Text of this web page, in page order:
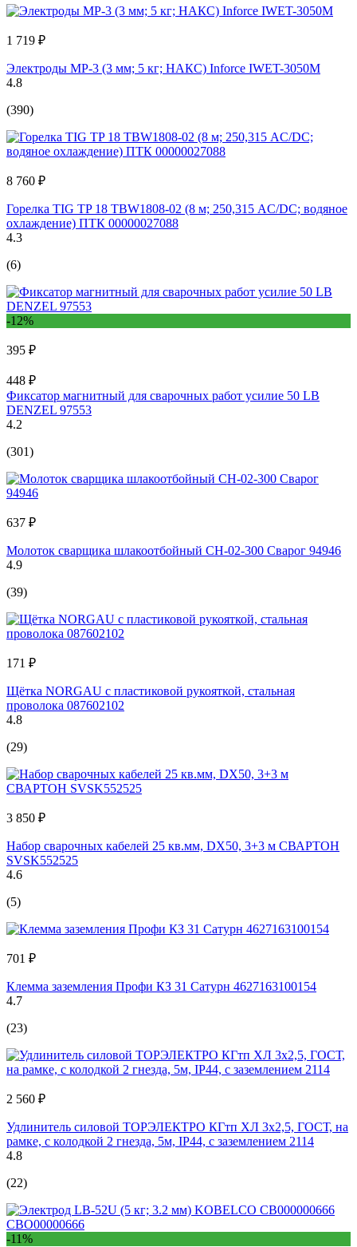
1 719 ₽
Электроды МР-3 (3 мм; 5 кг; НАКС) Inforce IWET-3050M
4.8
(390)
8 760 ₽
Горелка TIG TP 18 TBW1808-02 (8 м; 250,315 AC/DC; водяное
охлаждение) ПТК 00000027088
4.3
(6)
-12%
395 ₽
448 ₽
Фиксатор магнитный для сварочных работ усилие 50 LB
DENZEL 97553
4.2
(301)
637 ₽
Молоток сварщика шлакоотбойный CH-02-300 Сварог 94946
4.9
(39)
171 ₽
Щётка NORGAU с пластиковой рукояткой, стальная
проволока 087602102
4.8
(29)
3 850 ₽
Набор сварочных кабелей 25 кв.мм, DX50, 3+3 м СВАРТОН
SVSK552525
4.6
(5)
701 ₽
Клемма заземления Профи КЗ 31 Сатурн 4627163100154
4.7
(23)
2 560 ₽
Удлинитель силовой ТОРЭЛЕКТРО КГтп ХЛ 3х2,5, ГОСТ, на
рамке, с колодкой 2 гнезда, 5м, IP44, с заземлением 2114
4.8
(22)
-11%